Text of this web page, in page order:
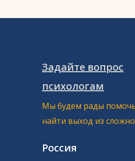
Задайте вопрос
психологам
Мы будем рады
найти выход из
Россия